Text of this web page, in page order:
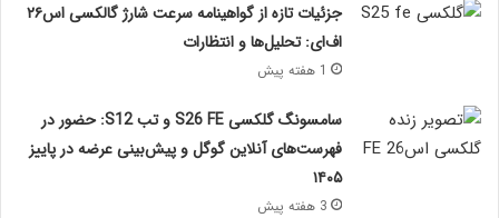
جزئیات تازه از گواهینامه سرعت شارژ گالکسی اس۲۶
اف‌ای: تحلیل‌ها و انتظارات
1 هفته پیش
سامسونگ گلکسی S26 FE و تب S12: حضور در
فهرست‌های آنلاین گوگل و پیش‌بینی عرضه در پاییز
۱۴۰۵
3 هفته پیش